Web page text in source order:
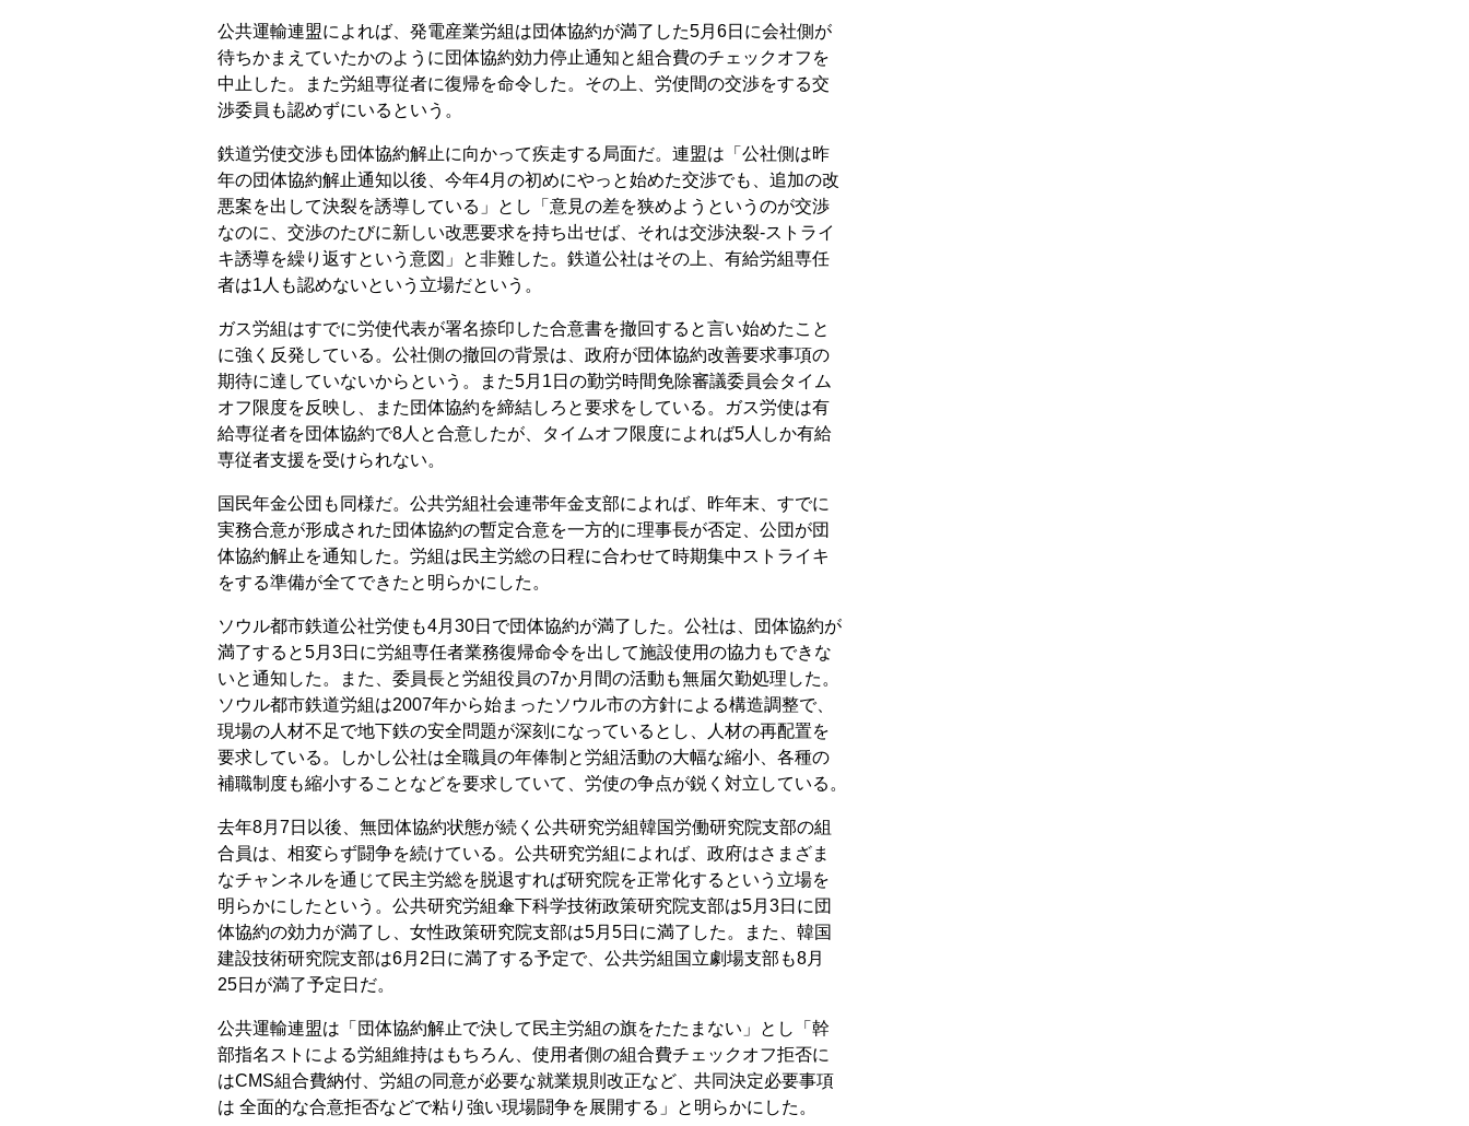
公共運輸連盟によれば、発電産業労組は団体協約が満了した5月6日に会社側が
待ちかまえていたかのように団体協約効力停止通知と組合費のチェックオフを
中止した。また労組専従者に復帰を命令した。その上、労使間の交渉をする交
渉委員も認めずにいるという。
鉄道労使交渉も団体協約解止に向かって疾走する局面だ。連盟は「公社側は昨
年の団体協約解止通知以後、今年4月の初めにやっと始めた交渉でも、追加の改
悪案を出して決裂を誘導している」とし「意見の差を狭めようというのが交渉
なのに、交渉のたびに新しい改悪要求を持ち出せば、それは交渉決裂-ストライ
キ誘導を繰り返すという意図」と非難した。鉄道公社はその上、有給労組専任
者は1人も認めないという立場だという。
ガス労組はすでに労使代表が署名捺印した合意書を撤回すると言い始めたこと
に強く反発している。公社側の撤回の背景は、政府が団体協約改善要求事項の
期待に達していないからという。また5月1日の勤労時間免除審議委員会タイム
オフ限度を反映し、また団体協約を締結しろと要求をしている。ガス労使は有
給専従者を団体協約で8人と合意したが、タイムオフ限度によれば5人しか有給
専従者支援を受けられない。
国民年金公団も同様だ。公共労組社会連帯年金支部によれば、昨年末、すでに
実務合意が形成された団体協約の暫定合意を一方的に理事長が否定、公団が団
体協約解止を通知した。労組は民主労総の日程に合わせて時期集中ストライキ
をする準備が全てできたと明らかにした。
ソウル都市鉄道公社労使も4月30日で団体協約が満了した。公社は、団体協約が
満了すると5月3日に労組専任者業務復帰命令を出して施設使用の協力もできな
いと通知した。また、委員長と労組役員の7か月間の活動も無届欠勤処理した。
ソウル都市鉄道労組は2007年から始まったソウル市の方針による構造調整で、
現場の人材不足で地下鉄の安全問題が深刻になっているとし、人材の再配置を
要求している。しかし公社は全職員の年俸制と労組活動の大幅な縮小、各種の
補職制度も縮小することなどを要求していて、労使の争点が鋭く対立している。
去年8月7日以後、無団体協約状態が続く公共研究労組韓国労働研究院支部の組
合員は、相変らず闘争を続けている。公共研究労組によれば、政府はさまざま
なチャンネルを通じて民主労総を脱退すれば研究院を正常化するという立場を
明らかにしたという。公共研究労組傘下科学技術政策研究院支部は5月3日に団
体協約の効力が満了し、女性政策研究院支部は5月5日に満了した。また、韓国
建設技術研究院支部は6月2日に満了する予定で、公共労組国立劇場支部も8月
25日が満了予定日だ。
公共運輸連盟は「団体協約解止で決して民主労組の旗をたたまない」とし「幹
部指名ストによる労組維持はもちろん、使用者側の組合費チェックオフ拒否に
はCMS組合費納付、労組の同意が必要な就業規則改正など、共同決定必要事項
は 全面的な合意拒否などで粘り強い現場闘争を展開する」と明らかにした。